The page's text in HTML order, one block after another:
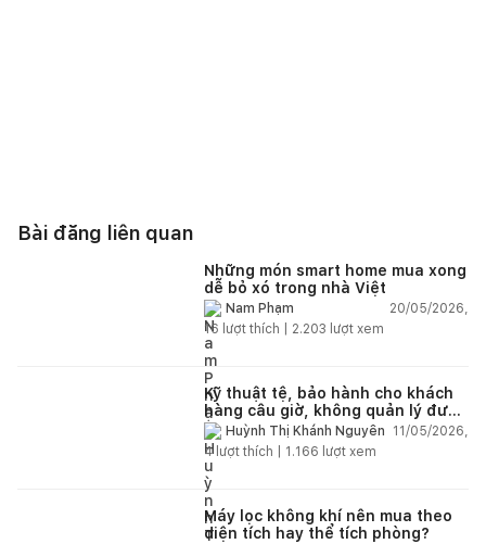
Bài đăng liên quan
Những món smart home mua xong
dễ bỏ xó trong nhà Việt
Nam Phạm
20/05/2026,
16 lượt thích | 2.203 lượt xem
Kỹ thuật tệ, bảo hành cho khách
hàng câu giờ, không quản lý được
nhân viên xây dựng của mình,
điện nhẹ, điện nước, tường quá
kém. Luôn đổ lỗi cho nhân viên.
Bảo hành quá tệ, tôi phải đợi rất
lâu mới dc bảo hành, liên hệ để
được bảo hành thì bơ khách
Huỳnh Thị Khánh Nguyên
11/05/2026,
4lượt thích | 1.166 lượt xem
Máy lọc không khí nên mua theo
diện tích hay thể tích phòng?